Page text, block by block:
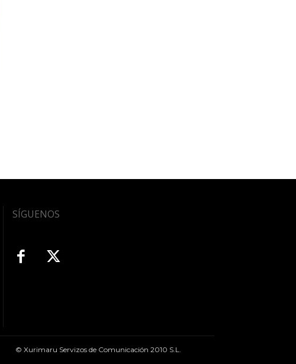
SÍGUENOS
© Xurimaru Servizos de Comunicación 2010 S.L.